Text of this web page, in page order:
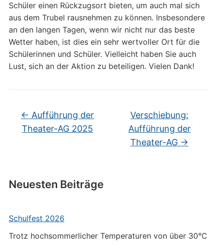
Neuesten Beiträge
Schulfest 2026
Trotz hochsommerlicher Temperaturen von über 30°C
Schüler einen Rückzugsort bieten, um auch mal sich
aus dem Trubel rausnehmen zu können. Insbesondere
an den langen Tagen, wenn wir nicht nur das beste
Wetter haben, ist dies ein sehr wertvoller Ort für die
Schülerinnen und Schüler. Vielleicht haben Sie auch
Lust, sich an der Aktion zu beteiligen. Vielen Dank!
← Aufführung der
Theater-AG 2025
Verschiebung:
Aufführung der
Theater-AG →